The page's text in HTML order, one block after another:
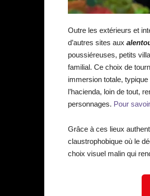
Outre les extérieurs et
d’autres sites aux
poussiéreuses, petits
familial. Ce choix de
immersion totale,
l’hacienda, loin de tout,
personnages. Pour
Grâce à ces lieux
claustrophobique où le
choix visuel malin qui